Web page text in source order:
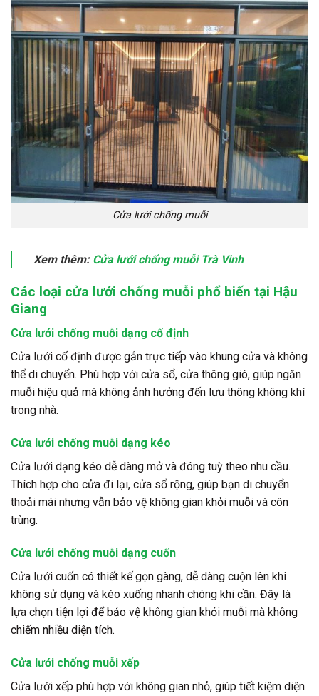
Cửa lưới chống muỗi
Xem thêm: Cửa lưới chống muỗi Trà Vinh
Các loại cửa lưới chống muỗi phổ biến tại Hậu
Giang
Cửa lưới chống muỗi dạng cố định
Cửa lưới cố định được gắn trực tiếp vào khung cửa và không
thể di chuyển. Phù hợp với cửa sổ, cửa thông gió, giúp ngăn
muỗi hiệu quả mà không ảnh hưởng đến lưu thông không khí
trong nhà.
Cửa lưới chống muỗi dạng kéo
Cửa lưới dạng kéo dễ dàng mở và đóng tuỳ theo nhu cầu.
Thích hợp cho cửa đi lại, cửa sổ rộng, giúp bạn di chuyển
thoải mái nhưng vẫn bảo vệ không gian khỏi muỗi và côn
trùng.
Cửa lưới chống muỗi dạng cuốn
Cửa lưới cuốn có thiết kế gọn gàng, dễ dàng cuộn lên khi
không sử dụng và kéo xuống nhanh chóng khi cần. Đây là
lựa chọn tiện lợi để bảo vệ không gian khỏi muỗi mà không
chiếm nhiều diện tích.
Cửa lưới chống muỗi xếp
Cửa lưới xếp phù hợp với không gian nhỏ, giúp tiết kiệm diện